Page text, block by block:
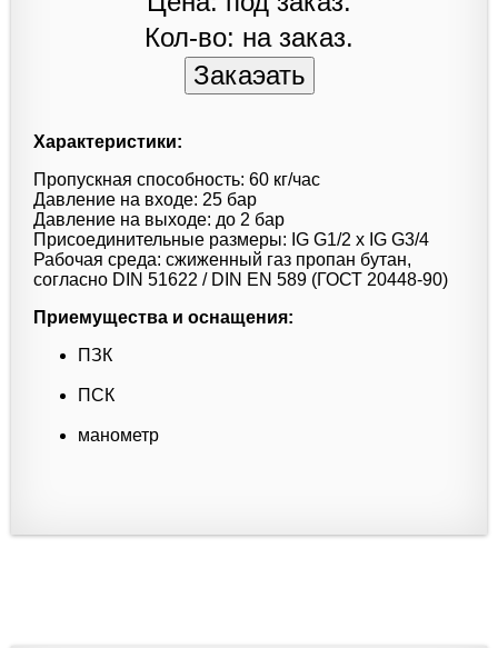
Кол-во: на заказ.
Характеристики:
Пропускная способность: 60 кг/час
Давление на входе: 25 бар
Давление на выходе: до 2 бар
Присоединительные размеры: IG G1/2 x IG G3/4
Рабочая среда: сжиженный газ пропан бутан,
согласно DIN 51622 / DIN EN 589 (ГОСТ 20448-90)
Приемущества и оснащения:
ПЗК
ПСК
манометр